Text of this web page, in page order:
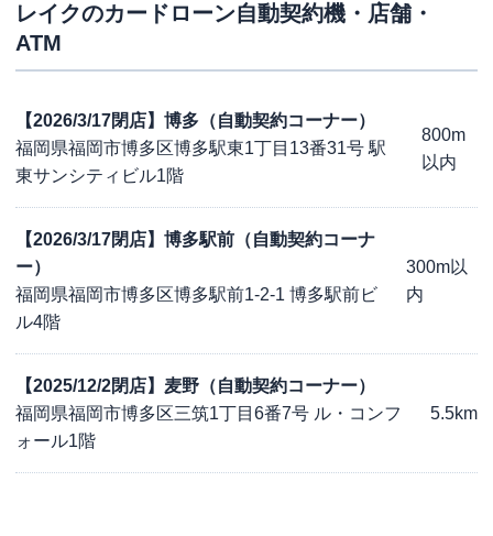
レイクのカードローン自動契約機・店舗・
ATM
【2026/3/17閉店】博多（自動契約コーナー）
福岡県福岡市博多区博多駅東1丁目13番31号 駅
東サンシティビル1階
800m
以内
【2026/3/17閉店】博多駅前（自動契約コーナ
ー）
福岡県福岡市博多区博多駅前1-2-1 博多駅前ビ
ル4階
300m以
内
【2025/12/2閉店】麦野（自動契約コーナー）
福岡県福岡市博多区三筑1丁目6番7号 ル・コンフ
ォール1階
5.5km